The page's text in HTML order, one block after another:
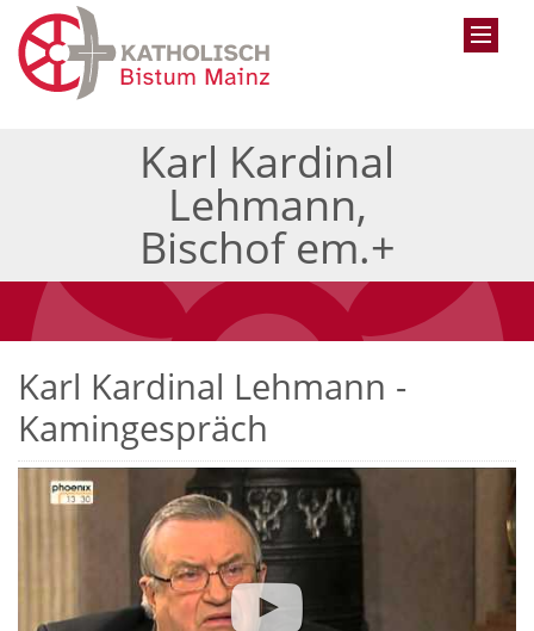
Karl Kardinal
Lehmann,
Bischof em.+
Karl Kardinal Lehmann -
Kamingespräch